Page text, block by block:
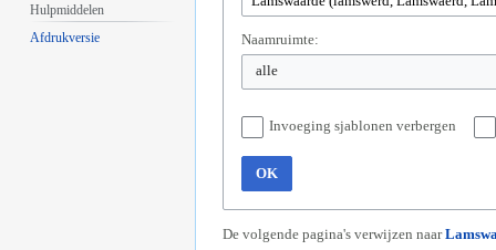
Naamruimte:
alle
Invoeging sjablonen verbergen
OK
De volgende pagina's verwijzen naar
Hulpmiddelen
Afdrukversie